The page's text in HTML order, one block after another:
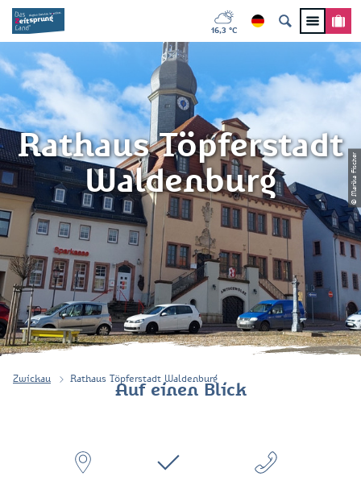
16,3 °C
© Marika Fischer
Rathaus Töpferstadt
Waldenburg
Zwickau Rathaus Töpferstadt Waldenburg
Auf einen Blick